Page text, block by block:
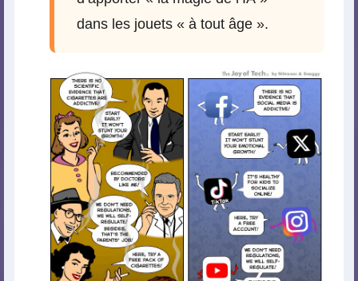
dans les jouets « à tout âge ».